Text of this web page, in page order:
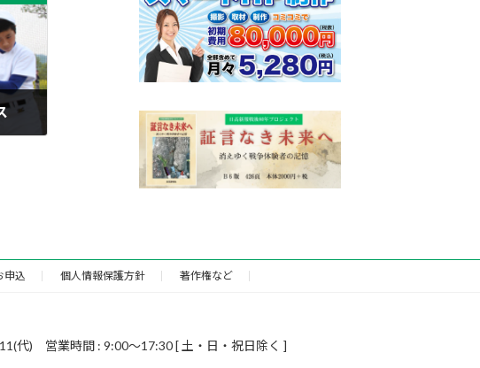
申込 個人情報保護方針 著作権など
代) 営業時間 : 9:00～17:30 [ 土・日・祝日除く ]